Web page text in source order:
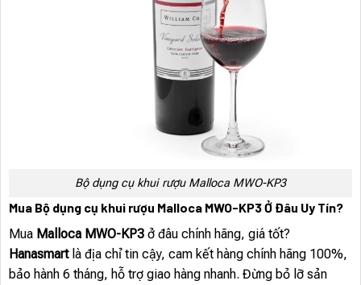
Bộ dụng cụ khui rượu Malloca MWO-KP3
Mua Bộ dụng cụ khui rượu Malloca MWO-KP3 Ở Đâu Uy Tín?
Mua Malloca MWO-KP3 ở đâu chính hãng, giá tốt?
Hanasmartlà địa chỉ tin cậy, cam kết hàng chính hãng 100%,
bảo hành 6 tháng, hỗ trợ giao hàng nhanh. Đừng bỏ lỡ sản